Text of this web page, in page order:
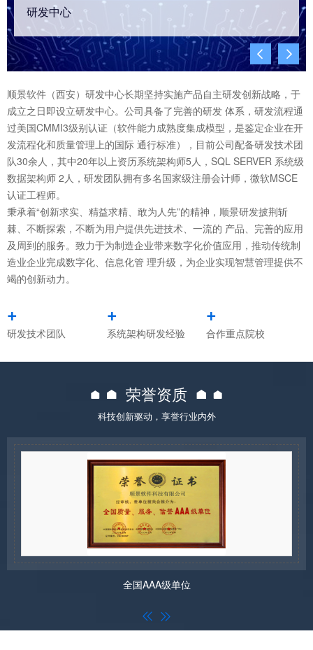
研发中心
 
顺景软件（西安）研发中心长期坚持实施产品自主研发创新战略，于
成立之日即设立研发中心。公司具备了完善的研发 体系，研发流程通
过美国CMMI3级别认证（软件能力成熟度集成模型，是鉴定企业在开
发流程化和质量管理上的国际 通行标准），目前公司配备研发技术团
队30余人，其中20年以上资历系统架构师5人，SQL SERVER 系统级
数据架构师 2人，研发团队拥有多名国家级注册会计师，微软MSCE
认证工程师。
秉承着“创新求实、精益求精、敢为人先”的精神，顺景研发披荆斩
棘、不断探索，不断为用户提供先进技术、一流的 产品、完善的应用
及周到的服务。致力于为制造企业带来数字化价值应用，推动传统制
造业企业完成数字化、信息化管 理升级，为企业实现智慧管理提供不
竭的创新动力。
+
研发技术团队
+
系统架构研发经验
+
合作重点院校
荣誉资质
科技创新驱动，享誉行业内外
全国AAA级单位
 